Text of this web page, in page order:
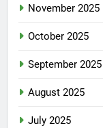
November 2025
October 2025
September 2025
August 2025
July 2025